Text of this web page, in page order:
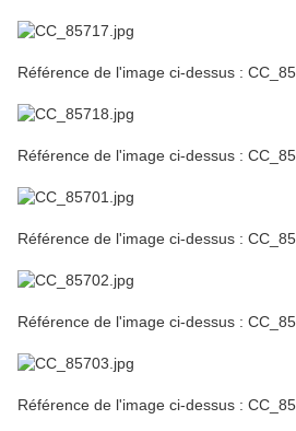
Référence de l'image ci-dessus :
Référence de l'image ci-dessus :
Référence de l'image ci-dessus :
Référence de l'image ci-dessus :
Référence de l'image ci-dessus :